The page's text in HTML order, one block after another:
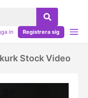
in Registrera sig
Stock Video